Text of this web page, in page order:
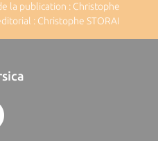
la publication : Christophe
: Christophe STORAI